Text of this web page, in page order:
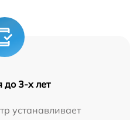
до 3-х лет
устанавливает